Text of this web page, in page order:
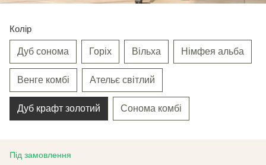
Колір
Дуб сонома Горіх Вільха Німфея альба
Венге комбі Ательє світлий
Дуб крафт золотий Сонома комбі
Під замовлення